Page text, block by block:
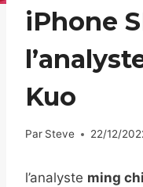
iPhone
Kuo
Par Steve 22/12/
l’analyste ming